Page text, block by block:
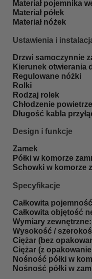
Materiał pojemnika
Materiał półek
Materiał nóżek
Ustawienia i
Drzwi samoczynnie
Kierunek otwierania
Regulowane nóżki
Rolki
Rodzaj rolek
Chłodzenie
Długość kabla
Design i funkcje
Zamek
Półki w komorze
Schowki w komorze
Specyfikacje
Całkowita
Całkowita objętość
Wymiary
Wysokość /
Ciężar (bez
Ciężar (z
Nośność półki w
Nośność półki w